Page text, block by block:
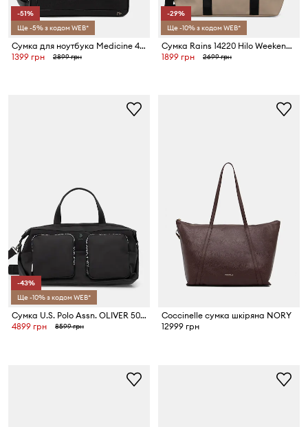
-51%
Ще -5% з кодом WEB*
Сумка для ноутбука Medicine 41 x 27,5 x 5 cm
1399 грн
2899 грн
-29%
Ще -10% з кодом WEB*
Сумка Rains 14220 Hilo Weekend Bag Small
1899 грн
2699 грн
-43%
Ще -10% з кодом WEB*
Сумка U.S. Polo Assn. OLIVER 50 x 23 x 23 cm
4899 грн
8599 грн
Coccinelle сумка шкіряна NORY
12999 грн